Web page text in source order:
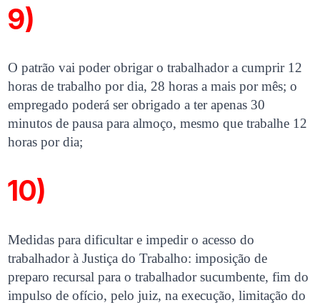
9)
O patrão vai poder obrigar o trabalhador a cumprir 12
horas de trabalho por dia, 28 horas a mais por mês; o
empregado poderá ser obrigado a ter apenas 30
minutos de pausa para almoço, mesmo que trabalhe 12
horas por dia;
10)
Medidas para dificultar e impedir o acesso do
trabalhador à Justiça do Trabalho: imposição de
preparo recursal para o trabalhador sucumbente, fim do
impulso de ofício, pelo juiz, na execução, limitação do